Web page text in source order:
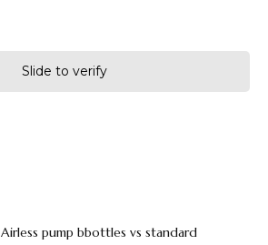
Slide to verify
Airless pump bbottles vs standard